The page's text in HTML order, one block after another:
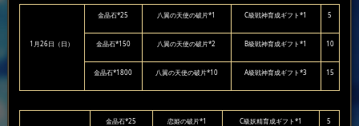
1月26日（日）
金晶石*25 八翼の天使の破片*1 C級戦神育成ギフト*1 5
金晶石*150 八翼の天使の破片*2 B級戦神育成ギフト*1 10
金晶石*1800 八翼の天使の破片*10 A級戦神育成ギフト*3 15
金晶石*25 恋姫の破片*1 C級妖精育成ギフト*1 5